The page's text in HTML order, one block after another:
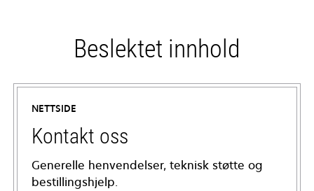
Beslektet innhold
NETTSIDE
Kontakt oss
Generelle henvendelser, teknisk støtte og
bestillingshjelp.